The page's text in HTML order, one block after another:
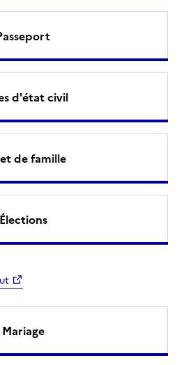
d'état civil
de famille
Élections
Mariage